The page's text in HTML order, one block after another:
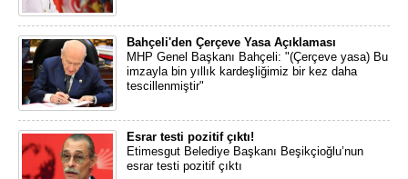
Bahçeli'den Çerçeve Yasa Açıklaması
MHP Genel Başkanı Bahçeli: "(Çerçeve yasa) Bu
imzayla bin yıllık kardeşliğimiz bir kez daha
tescillenmiştir"
Esrar testi pozitif çıktı!
Etimesgut Belediye Başkanı Beşikçioğlu’nun
esrar testi pozitif çıktı